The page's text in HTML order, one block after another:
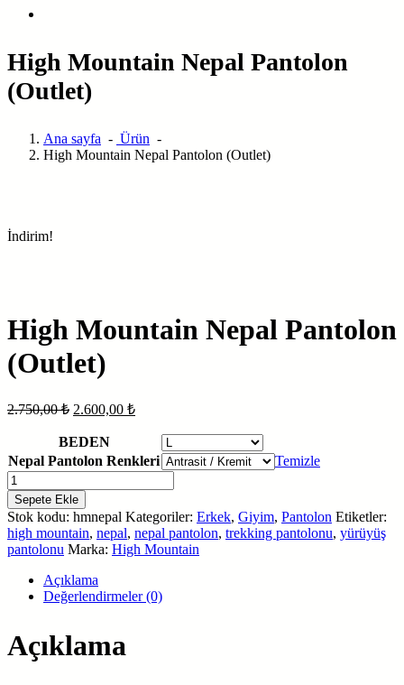
High Mountain Nepal Pantolon
(Outlet)
Ana sayfa - Ürün -
High Mountain Nepal Pantolon (Outlet)
İndirim!
High Mountain Nepal Pantolon
(Outlet)
2.750,00₺ Orijinal
2.750,00 ₺.
2.600,00 ₺Şu
fiyat:
2.600,00 ₺.
BEDEN
Nepal Pantolon Renkleri
Temizle
High
Mountain
Nepal
Pantolon
(Outlet)
adet
Sepete Ekle
Stok kodu: hmnepal Kategoriler: Erkek, Giyim, Pantolon Etiketler:
high mountain, nepal, nepal pantolon, trekking pantolonu, yürüyüş
pantolonu Marka: High Mountain
Açıklama
Değerlendirmeler (0)
Açıklama